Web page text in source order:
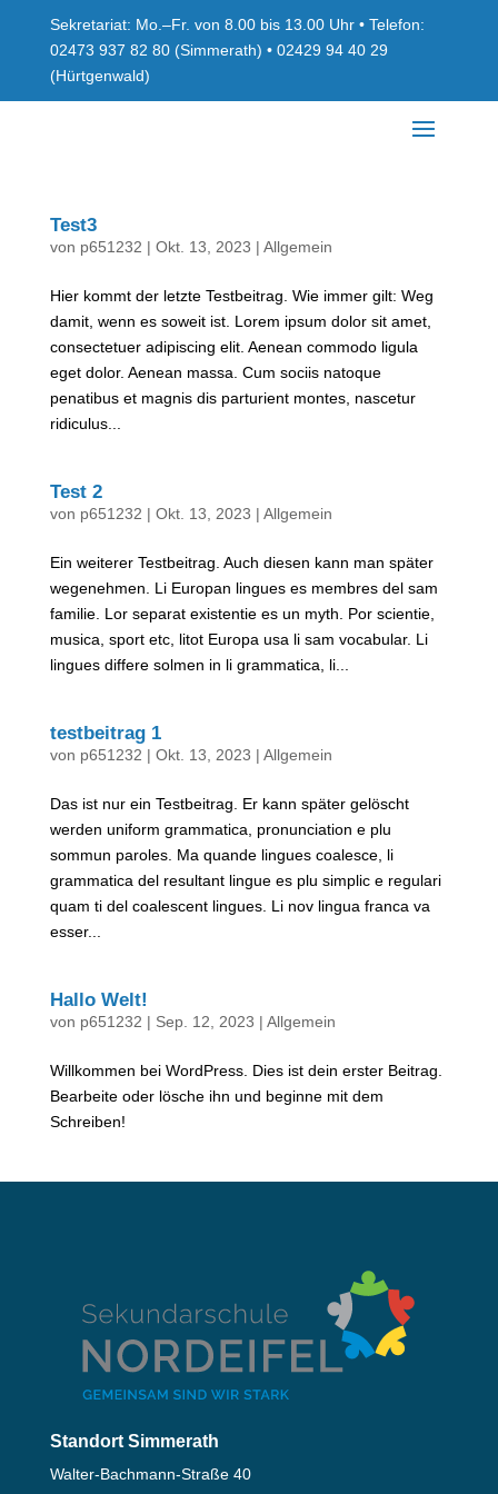
Sekretariat: Mo.–Fr. von 8.00 bis 13.00 Uhr • Telefon:
02473 937 82 80 (Simmerath) • 02429 94 40 29
(Hürtgenwald)
Test3
von p651232 | Okt. 13, 2023 | Allgemein
Hier kommt der letzte Testbeitrag. Wie immer gilt: Weg
damit, wenn es soweit ist. Lorem ipsum dolor sit amet,
consectetuer adipiscing elit. Aenean commodo ligula
eget dolor. Aenean massa. Cum sociis natoque
penatibus et magnis dis parturient montes, nascetur
ridiculus...
Test 2
von p651232 | Okt. 13, 2023 | Allgemein
Ein weiterer Testbeitrag. Auch diesen kann man später
wegenehmen. Li Europan lingues es membres del sam
familie. Lor separat existentie es un myth. Por scientie,
musica, sport etc, litot Europa usa li sam vocabular. Li
lingues differe solmen in li grammatica, li...
testbeitrag 1
von p651232 | Okt. 13, 2023 | Allgemein
Das ist nur ein Testbeitrag. Er kann später gelöscht
werden uniform grammatica, pronunciation e plu
sommun paroles. Ma quande lingues coalesce, li
grammatica del resultant lingue es plu simplic e regulari
quam ti del coalescent lingues. Li nov lingua franca va
esser...
Hallo Welt!
von p651232 | Sep. 12, 2023 | Allgemein
Willkommen bei WordPress. Dies ist dein erster Beitrag.
Bearbeite oder lösche ihn und beginne mit dem
Schreiben!
Standort Simmerath
Walter-Bachmann-Straße 40